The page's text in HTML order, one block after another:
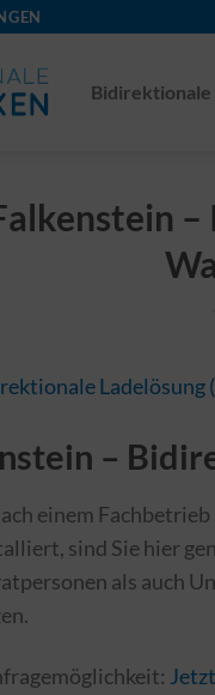
Bidirektionale
–
einem
sind Sie hier
als auch